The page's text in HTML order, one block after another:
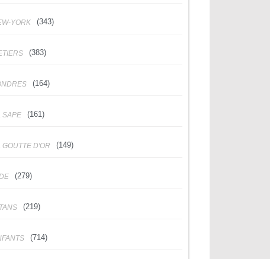
YORK (343)
(383)
(164)
SAPE (161)
GOUTTE D'OR (149)
(279)
(219)
(714)